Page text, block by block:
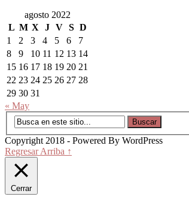
agosto 2022
L M X J V S D
1
2 3 4 5 6
7
8
9 10 11 12 13 14
15 16 17 18 19 20 21
22 23 24 25 26 27 28
29 30 31
« May
Copyright 2018 - Powered By WordPress
Regresar Arriba ↑
Cerrar